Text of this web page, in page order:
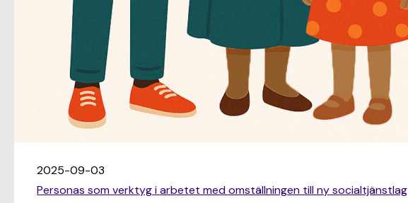
2025-09-03
Personas som verktyg i arbetet med omställningen till ny socialtjänstlag